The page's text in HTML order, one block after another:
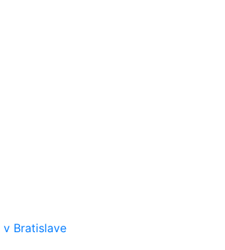
Bratislave